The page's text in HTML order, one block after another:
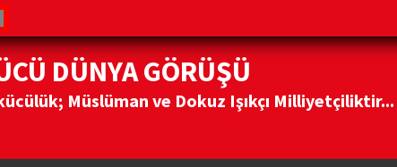
DÜNYA GÖRÜŞÜ
Müslüman ve Dokuz Işıkçı Milliyetçiliktir...